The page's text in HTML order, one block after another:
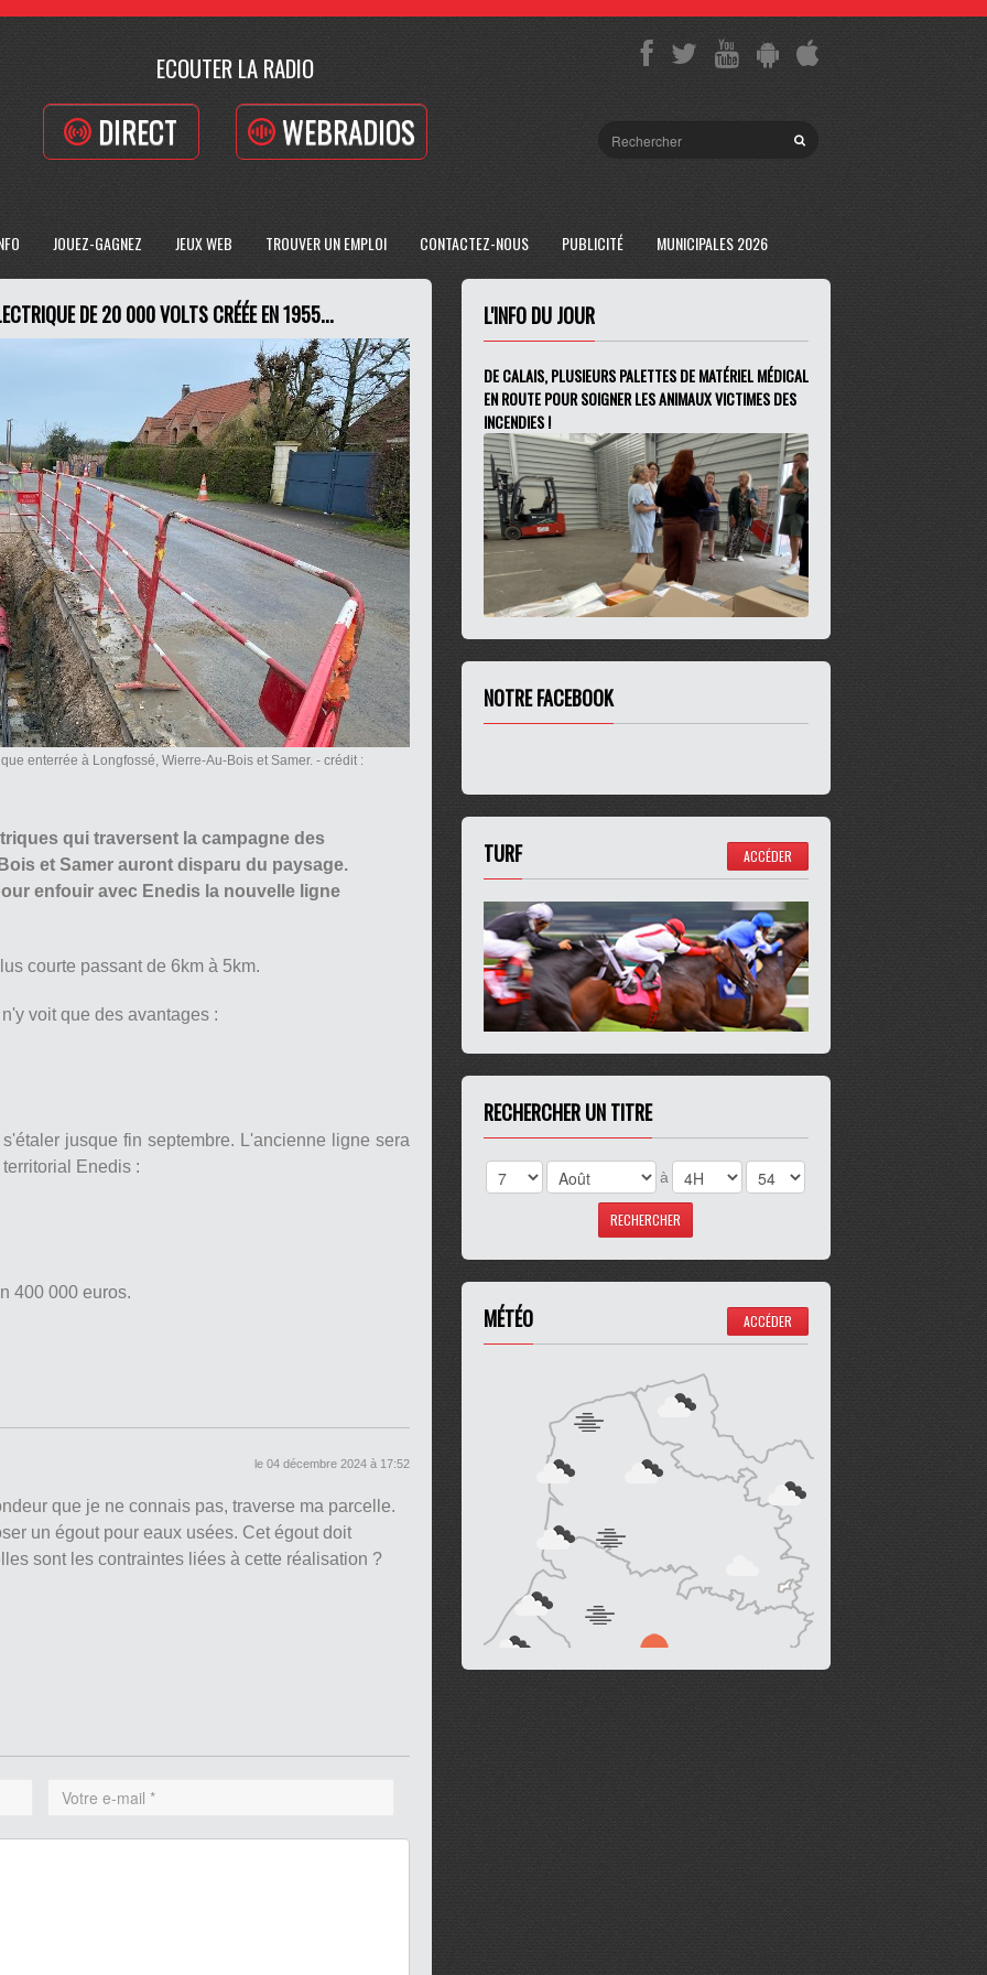
ECOUTER LA RADIO
DIRECT WEBRADIOS
JOUEZ-GAGNEZ JEUX WEB TROUVER UN EMPLOI CONTACTEZ-NOUS PUBLICITÉ MUNICIPALES 2026
DE 20 000 VOLTS CRÉÉE EN 1955...
enterrée à Longfossé, Wierre-Au-Bois et Samer. - crédit :
qui traversent la campagne des
et Samer auront disparu du paysage.
enfouir avec Enedis la nouvelle ligne
courte passant de 6km à 5km.
voit que des avantages :
jusque fin septembre. L'ancienne ligne sera
Enedis :
Enedis
400 000 euros.
le 04 décembre 2024 à 17:52
que je ne connais pas, traverse ma parcelle.
un égout pour eaux usées. Cet égout doit
sont les contraintes liées à cette réalisation ?
L'INFO DU JOUR
DE CALAIS, PLUSIEURS PALETTES DE MATÉRIEL MÉDICAL
EN ROUTE POUR SOIGNER LES ANIMAUX VICTIMES DES
INCENDIES !
NOTRE FACEBOOK
TURF ACCÉDER
RECHERCHER UN TITRE
à
MÉTÉO ACCÉDER